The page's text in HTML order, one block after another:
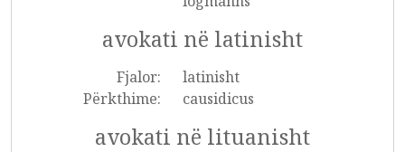
avokati në latinisht
Fjalor:
latinisht
Përkthime:
causidicus
avokati në lituanisht